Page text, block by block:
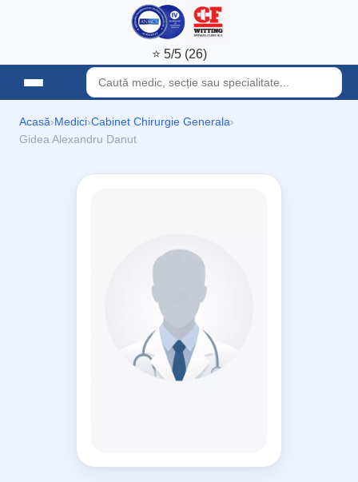
⭐ 5/5 (26)
Acasă›Medici›Cabinet Chirurgie Generala›
Gidea Alexandru Danut